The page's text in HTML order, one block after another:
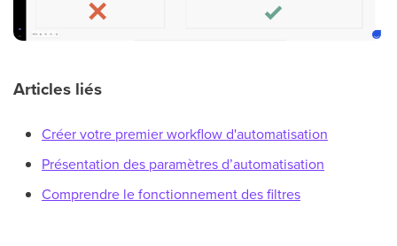
Articles liés
Créer votre premier workflow d'automatisation
Présentation des paramètres d’automatisation
Comprendre le fonctionnement des filtres